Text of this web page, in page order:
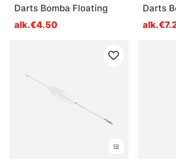
Darts Bomba Floating
alk.€4.50
Darts